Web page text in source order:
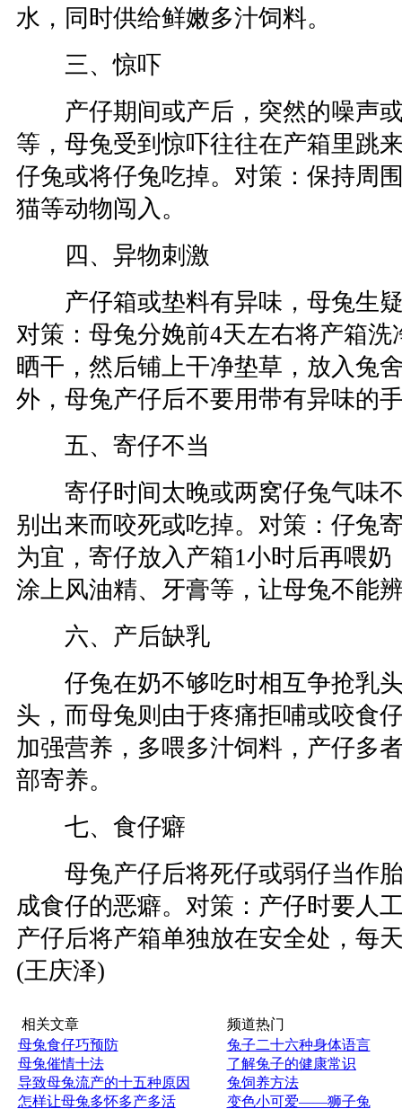
水，同时供给鲜嫩多汁饲料。
三、惊吓
产仔期间或产后，突然的噪声或
等，母兔受到惊吓往往在产箱里跳
仔兔或将仔兔吃掉。对策：保持周
猫等动物闯入。
四、异物刺激
产仔箱或垫料有异味，母兔生疑
对策：母兔分娩前4天左右将产箱
晒干，然后铺上干净垫草，放入兔
外，母兔产仔后不要用带有异味的
五、寄仔不当
寄仔时间太晚或两窝仔兔气味不
别出来而咬死或吃掉。对策：仔兔
为宜，寄仔放入产箱1小时后再喂
涂上风油精、牙膏等，让母兔不能
六、产后缺乳
仔兔在奶不够吃时相互争抢乳头
头，而母兔则由于疼痛拒哺或咬食
加强营养，多喂多汁饲料，产仔多
部寄养。
七、食仔癖
母兔产仔后将死仔或弱仔当作胎
成食仔的恶癖。对策：产仔时要人
产仔后将产箱单独放在安全处，每
(王庆泽)
相关文章
母兔食仔巧预防
母兔催情十法
导致母兔流产的十五种原因
怎样让母兔多怀多产多活
频道热门
兔子二十六种身体语言
了解兔子的健康常识
兔饲养方法
变色小可爱——狮子兔